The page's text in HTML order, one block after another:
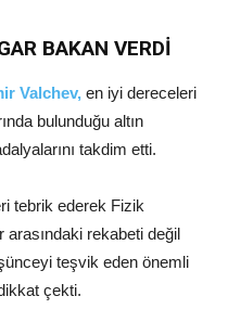
BAKAN VERDİ
Valchev, en iyi dereceleri
bulunduğu altın
takdim etti.
tebrik ederek Fizik
arasındaki rekabeti değil
teşvik eden önemli
çekti.